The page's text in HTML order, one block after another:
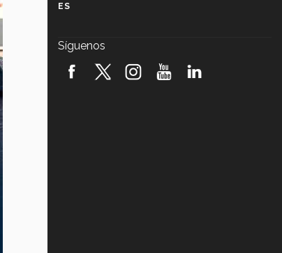
robótica FIRST 2026! (video)
ES
Síguenos